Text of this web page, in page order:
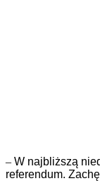
– W najbliższą
referendum.